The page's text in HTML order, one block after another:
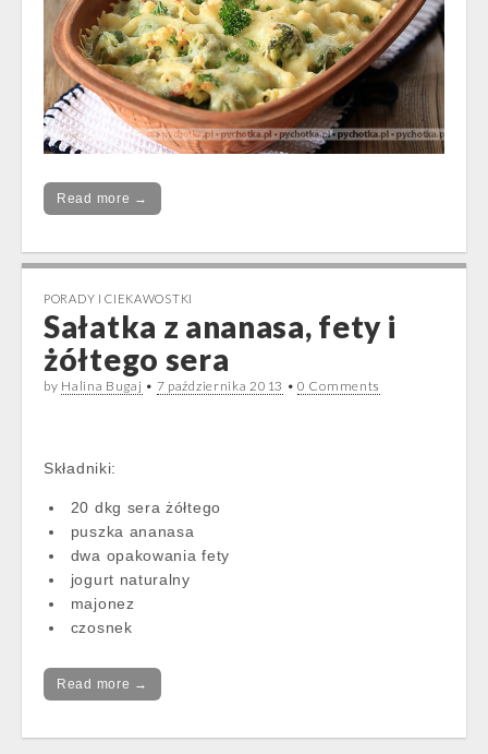
Read more →
PORADY I CIEKAWOSTKI
Sałatka z ananasa, fety i
żółtego sera
by Halina Bugaj • 7 października 2013 •0 Comments
Składniki:
20 dkg sera żółtego
puszka ananasa
dwa opakowania fety
jogurt naturalny
majonez
czosnek
Read more →